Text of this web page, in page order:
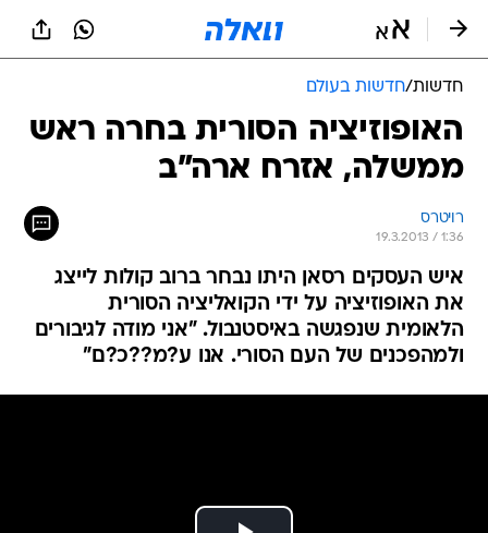
חדשות/חדשות בעולם
האופוזיציה הסורית בחרה ראש
ממשלה, אזרח ארה"ב
רויטרס
19.3.2013 / 1:36
איש העסקים רסאן היתו נבחר ברוב קולות לייצג
את האופוזיציה על ידי הקואליציה הסורית
הלאומית שנפגשה באיסטנבול. "אני מודה לגיבורים
ולמהפכנים של העם הסורי. אנו ע?מ??כ?ם"